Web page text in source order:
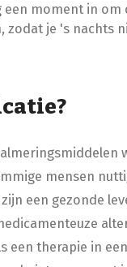
een moment in om
zodat je 's nachts
mensen
een gezonde
een therapie in